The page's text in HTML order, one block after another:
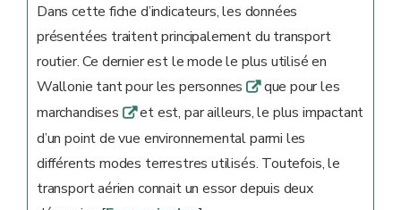
Dans cette fiche d’indicateurs, les données
présentées traitent principalement du transport
routier. Ce dernier est le mode le plus utilisé en
Wallonie tant pour les personnesqque pour les
marchandises qet est, par ailleurs, le plus impactant
d’un point de vue environnemental parmi les
différents modes terrestres utilisés. Toutefois, le
transport aérien connait un essor depuis deux